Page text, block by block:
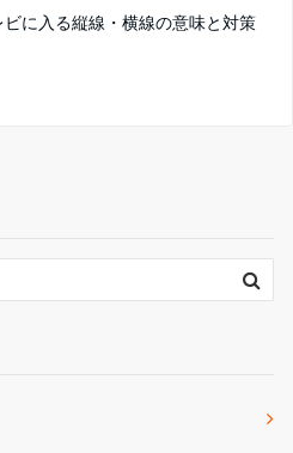
ビに入る縦線・横線の意味と対策